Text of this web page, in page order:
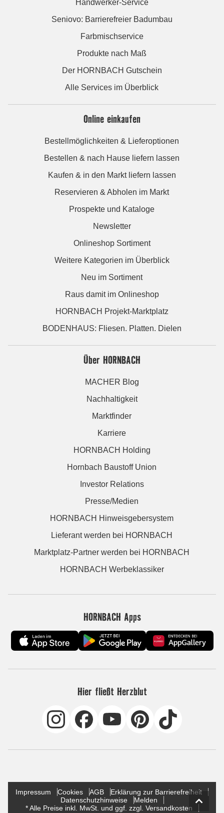
Handwerker-Service
Seniovo: Barrierefreier Badumbau
Farbmischservice
Produkte nach Maß
Der HORNBACH Gutschein
Alle Services im Überblick
Online einkaufen
Bestellmöglichkeiten & Lieferoptionen
Bestellen & nach Hause liefern lassen
Kaufen & in den Markt liefern lassen
Reservieren & Abholen im Markt
Prospekte und Kataloge
Newsletter
Onlineshop Sortiment
Weitere Kategorien im Überblick
Neu im Sortiment
Raus damit im Onlineshop
HORNBACH Projekt-Marktplatz
BODENHAUS: Fliesen. Platten. Dielen
Über HORNBACH
MACHER Blog
Nachhaltigkeit
Marktfinder
Karriere
HORNBACH Holding
Hornbach Baustoff Union
Investor Relations
Presse/Medien
HORNBACH Hinweisgebersystem
Lieferant werden bei HORNBACH
Marktplatz-Partner werden bei HORNBACH
HORNBACH Werbeklassiker
HORNBACH Apps
Hier fließt Herzblut
Impressum Cookies AGB
Erklärung zur Barrierefreiheit
Datenschutzhinweise
Melden
* Alle Preise inkl. MwSt. und ggf. zzgl. Versandkosten